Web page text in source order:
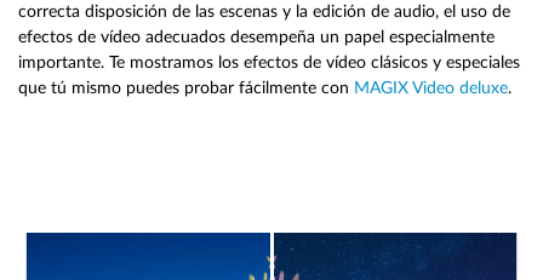
correcta disposición de las escenas y la edición de audio, el uso de
efectos de vídeo adecuados desempeña un papel especialmente
importante. Te mostramos los efectos de vídeo clásicos y especiales
que tú mismo puedes probar fácilmente con MAGIX Video deluxe.